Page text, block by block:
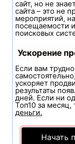
сайт, но не
сайта – это не
мероприятий,
посещаемости
поисковых
Ускорение
Если вам
ускоряет
результаты
дней. Если ни
Топ10 за месяц,
деньги.
Начать